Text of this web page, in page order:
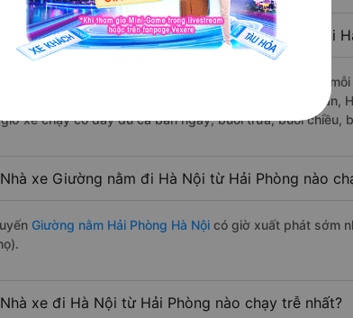
Mỗi ngày có bao nhiêu chuyến xe Giường nằm đi
trung bình
bắt đầu từ 6:00 đến 18:15 bởi 3 nhà xe: xe Bằng Phấn,
xe chạy có đầy đủ cả ban ngày, buổi trưa, buổi chiều,
Nhà xe Giường nằm đi Hà Nội từ Hải Phòng nào
Giường nằm Hải Phòng Hà Nội có giờ xuất phát sớm
Nhà xe đi Hà Nội từ Hải Phòng nào chạy trễ nhất?